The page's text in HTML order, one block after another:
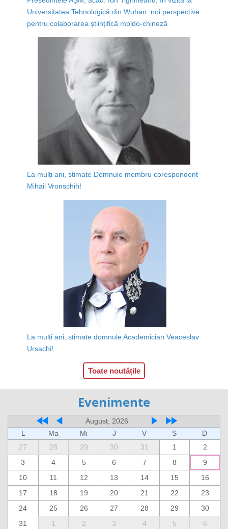
Universitatea Tehnologică din Wuhan: noi perspective
pentru colaborarea științifică moldo-chineză
La mulți ani, stimate Domnule membru corespondent
Mihail Vronschih!
La mulți ani, stimate domnule Academician Veaceslav
Ursachi!
Toate noutățile
Evenimente
August, 2026
L
Ma Mi J V S
D
27
28 29 30 31 1
2
3
4 5 6 7 8
9
10
11 12 13 14 15
16
17
18 19 20 21 22
23
24
25 26 27 28 29
30
31
1 2 3 4 5 6